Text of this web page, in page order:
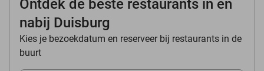
Ontdek de beste restaurants in en
nabij Duisburg
Kies je bezoekdatum en reserveer bij restaurants in de
buurt